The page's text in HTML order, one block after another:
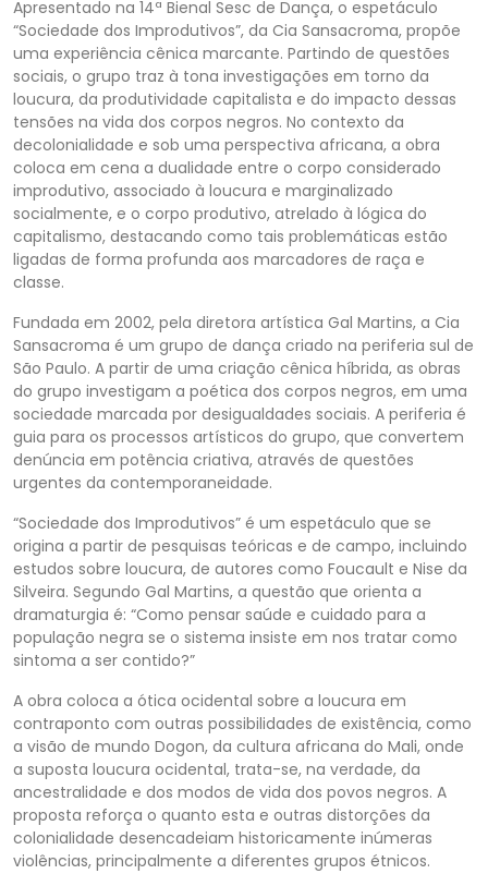
Apresentado na 14ª Bienal Sesc de Dança, o espetáculo
“Sociedade dos Improdutivos”, da Cia Sansacroma, propõe
uma experiência cênica marcante. Partindo de questões
sociais, o grupo traz à tona investigações em torno da
loucura, da produtividade capitalista e do impacto dessas
tensões na vida dos corpos negros. No contexto da
decolonialidade e sob uma perspectiva africana, a obra
coloca em cena a dualidade entre o corpo considerado
improdutivo, associado à loucura e marginalizado
socialmente, e o corpo produtivo, atrelado à lógica do
capitalismo, destacando como tais problemáticas estão
ligadas de forma profunda aos marcadores de raça e
classe.
Fundada em 2002, pela diretora artística Gal Martins, a Cia
Sansacroma é um grupo de dança criado na periferia sul de
São Paulo. A partir de uma criação cênica híbrida, as obras
do grupo investigam a poética dos corpos negros, em uma
sociedade marcada por desigualdades sociais. A periferia é
guia para os processos artísticos do grupo, que convertem
denúncia em potência criativa, através de questões
urgentes da contemporaneidade.
“Sociedade dos Improdutivos” é um espetáculo que se
origina a partir de pesquisas teóricas e de campo, incluindo
estudos sobre loucura, de autores como Foucault e Nise da
Silveira. Segundo Gal Martins, a questão que orienta a
dramaturgia é: “Como pensar saúde e cuidado para a
população negra se o sistema insiste em nos tratar como
sintoma a ser contido?”
A obra coloca a ótica ocidental sobre a loucura em
contraponto com outras possibilidades de existência, como
a visão de mundo Dogon, da cultura africana do Mali, onde
a suposta loucura ocidental, trata-se, na verdade, da
ancestralidade e dos modos de vida dos povos negros. A
proposta reforça o quanto esta e outras distorções da
colonialidade desencadeiam historicamente inúmeras
violências, principalmente a diferentes grupos étnicos.